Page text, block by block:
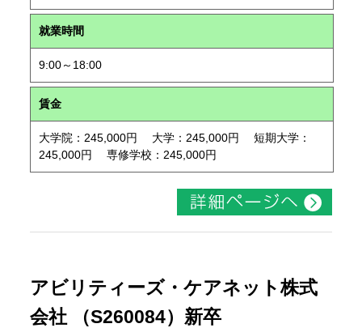
就業時間
9:00～18:00
賃金
大学院：245,000円 大学：245,000円 短期大学：
245,000円 専修学校：245,000円
アビリティーズ・ケアネット株式
会社 （S260084）新卒